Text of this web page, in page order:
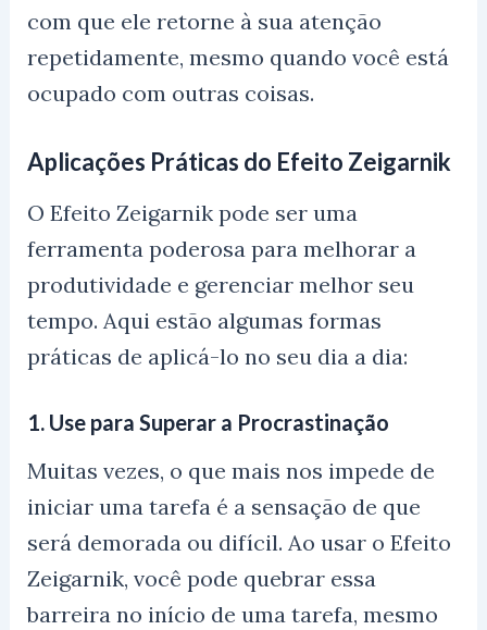
com que ele retorne à sua atenção
repetidamente, mesmo quando você está
ocupado com outras coisas.
Aplicações Práticas do Efeito Zeigarnik
O Efeito Zeigarnik pode ser uma
ferramenta poderosa para melhorar a
produtividade e gerenciar melhor seu
tempo. Aqui estão algumas formas
práticas de aplicá-lo no seu dia a dia:
1. Use para Superar a Procrastinação
Muitas vezes, o que mais nos impede de
iniciar uma tarefa é a sensação de que
será demorada ou difícil. Ao usar o Efeito
Zeigarnik, você pode quebrar essa
barreira no início de uma tarefa, mesmo